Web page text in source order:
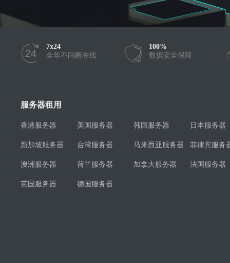
7x24
全年不间断在线
100%
数据安全保障
服务器租用
香港服务器 美国服务器 韩国服务器 日本服务器
新加坡服务器 台湾服务器 马来西亚服务器 菲律宾服务
澳洲服务器 荷兰服务器 加拿大服务器 法国服务器
英国服务器 德国服务器